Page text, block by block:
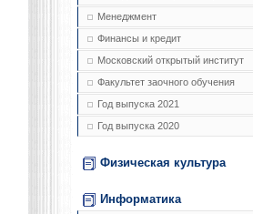
Менеджмент
Финансы и кредит
Московский открытый институт
Факультет заочного обучения
Год выпуска 2021
Год выпуска 2020
Физическая культура
Информатика